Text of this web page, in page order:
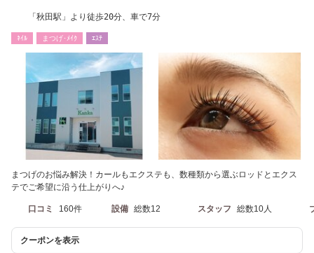
「秋田駅」より徒歩20分、車で7分
ﾈｲﾙ まつげ･ﾒｲｸ ｴｽﾃ
まつげのお悩み解決！カールもエクステも、数種類から選ぶロッドとエクス
テでご希望に沿う仕上がりへ♪
口コミ 160件 設備 総数12 スタッフ 総数10人
クーポンを表示